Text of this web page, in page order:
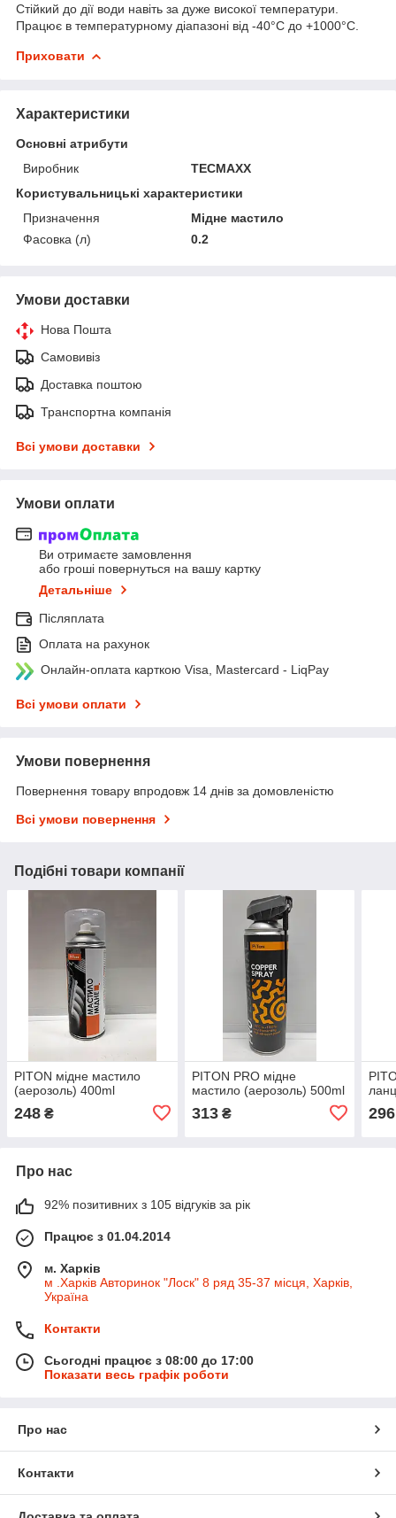
Стійкий до дії води навіть за дуже високої температури.
Працює в температурному діапазоні від -40°С до +1000°С.
Приховати
Характеристики
Основні атрибути
Виробник
TECMAXX
Користувальницькі характеристики
Призначення
Мідне мастило
Фасовка (л)
0.2
Умови доставки
Нова Пошта
Самовивіз
Доставка поштою
Транспортна компанія
Всі умови доставки
Умови оплати
Ви отримаєте замовлення
або гроші повернуться на вашу картку
Детальніше
Післяплата
Оплата на рахунок
Онлайн-оплата карткою Visa, Mastercard - LiqPay
Всі умови оплати
Умови повернення
Повернення товару впродовж 14 днів за домовленістю
Всі умови повернення
Подібні товари компанії
PITON мідне мастило
(аерозоль) 400ml
248 ₴
PITON PRO мідне
мастило (аерозоль) 500ml
313₴ 296
Про нас
92% позитивних з 105 відгуків за рік
Працює з 01.04.2014
м. Харків
м .Харків Авторинок "Лоск" 8 ряд 35-37 місця, Харків,
Україна
Контакти
Сьогодні працює з 08:00 до 17:00
Показати весь графік роботи
Про нас
Контакти